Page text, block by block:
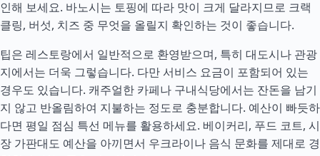
인해 보세요. 바노시는 토핑에 따라 맛이 크게 달라지므로 크랙
클링, 버섯, 치즈 중 무엇을 올릴지 확인하는 것이 좋습니다.
팁은 레스토랑에서 일반적으로 환영받으며, 특히 대도시나 관광
지에서는 더욱 그렇습니다. 다만 서비스 요금이 포함되어 있는
경우도 있습니다. 캐주얼한 카페나 구내식당에서는 잔돈을 남기
지 않고 반올림하여 지불하는 정도로 충분합니다. 예산이 빠듯하
다면 평일 점심 특선 메뉴를 활용하세요. 베이커리, 푸드 코트, 시
장 가판대도 예산을 아끼면서 우크라이나 음식 문화를 제대로 경